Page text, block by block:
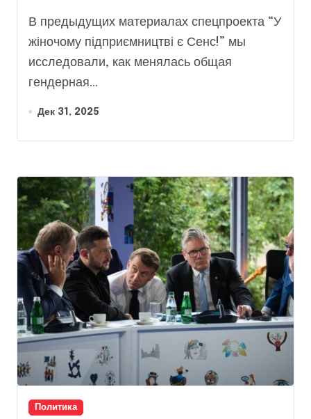
В предыдущих материалах спецпроекта “У
жіночому підприємництві є Сенс!” мы
исследовали, как менялась общая
гендерная...
Дек 31, 2025
Политика